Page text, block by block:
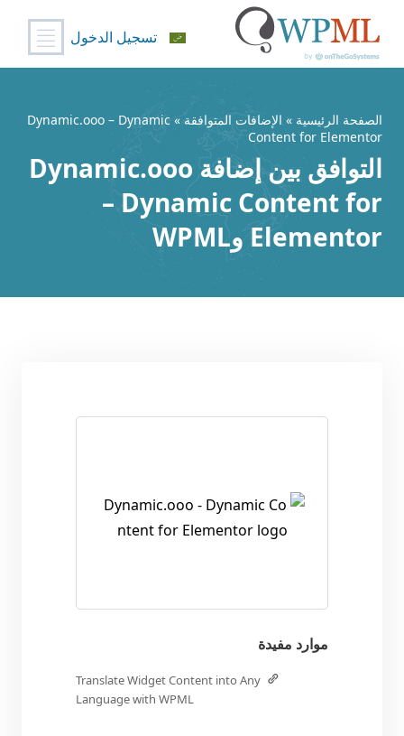
المحتوى
تسجيل الدخول
الصفحة الرئيسية » الإضافات المتوافقة
» Dynamic.ooo – Dynamic
Content for Elementor
التوافق بين إضافة Dynamic.ooo
– Dynamic Content for
Elementor وWPML
موارد مفيدة
Translate Widget Content into Any
Language with WPML